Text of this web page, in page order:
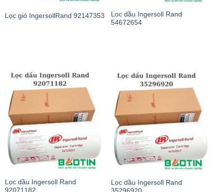
Lọc gió IngersollRand 92147353
Lọc dầu Ingersoll Rand
54672654
Lọc dầu Ingersoll Rand
92071182
Lọc dầu Ingersoll Rand